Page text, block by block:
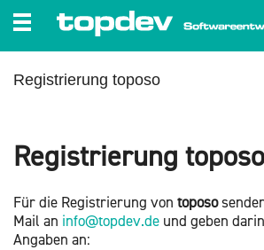
zum Inhalt wechseln
Re­gis­trie­rung to­po­so
Re­gis­trie­rung to­po­so
Für die Re­gis­trie­rung von to­po­so
Mail an info@​topdev.​de und geben
An­ga­ben an: